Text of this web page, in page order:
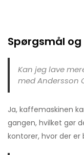
Spørgsmål og
Kan jeg lave
med Andersson
Ja, kaffemaskinen
gangen, hvilket gør
kontorer, hvor der